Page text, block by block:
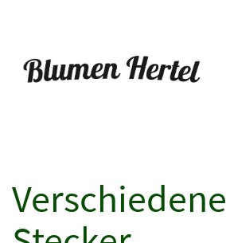
Verschiedene